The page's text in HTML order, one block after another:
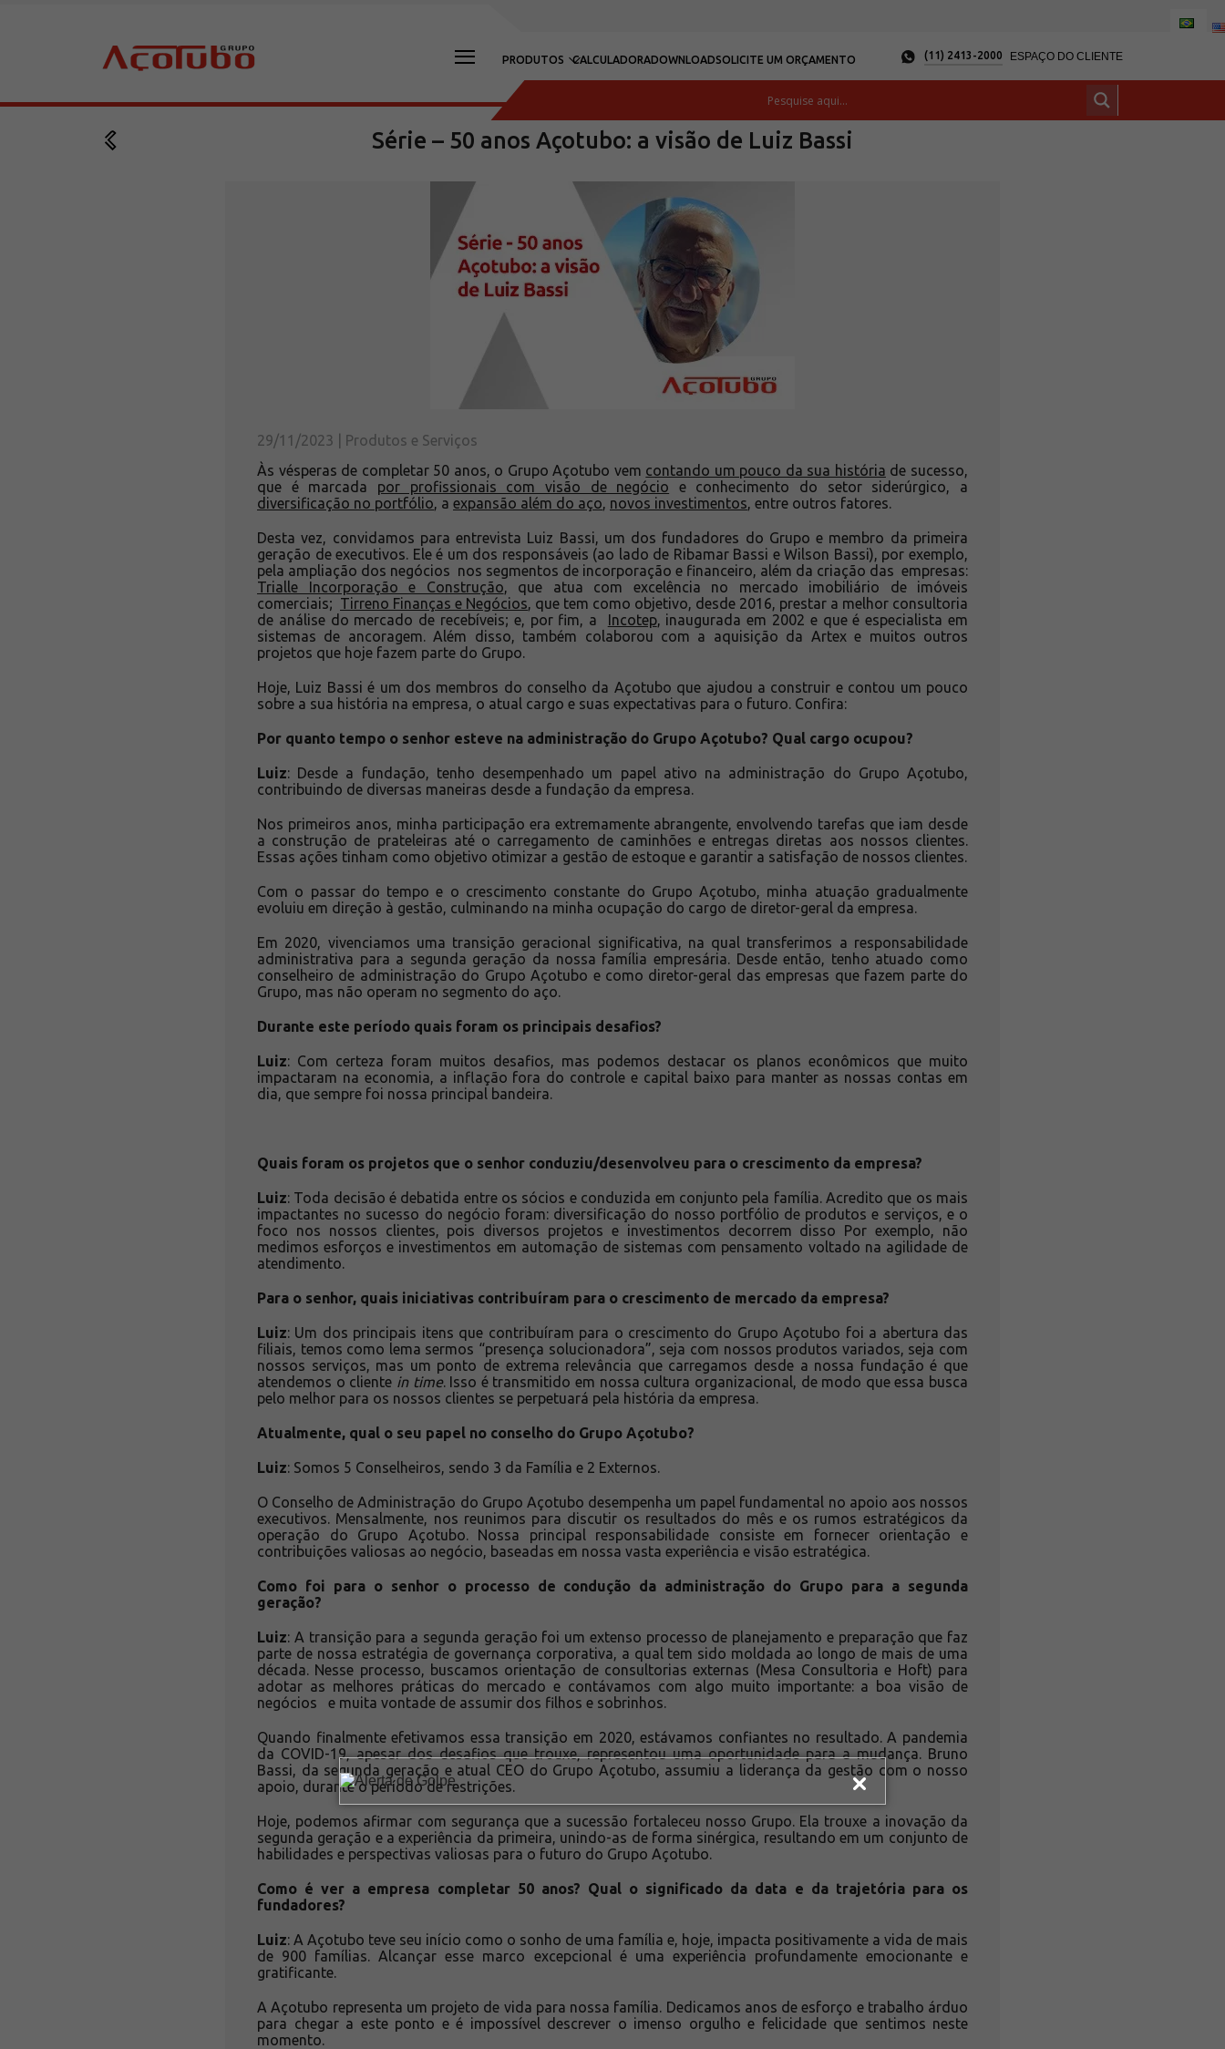
PRODUTOS CALCULADORADOWNLOADSOLICITE UM ORÇAMENTO (11) 2413-2000 ESPAÇO DO CLIENTE
Sobre a Açotubo
Série – 50 anos Açotubo: a visão de Luiz Bassi
29/11/2023 | Produtos e Serviços
Às vésperas de completar 50 anos, o Grupo Açotubo vem contando um pouco da sua história de sucesso,
que é marcada por profissionais com visão de negócio e conhecimento do setor siderúrgico, a
diversificação no portfólio, a expansão além do aço, novos investimentos, entre outros fatores.
Desta vez, convidamos para entrevista Luiz Bassi, um dos fundadores do Grupo e membro da primeira
geração de executivos. Ele é um dos responsáveis (ao lado de Ribamar Bassi e Wilson Bassi), por exemplo,
pela ampliação dos negócios nos segmentos de incorporação e financeiro, além da criação das empresas:
Trialle Incorporação e Construção, que atua com excelência no mercado imobiliário de imóveis
comerciais; Tirreno Finanças e Negócios, que tem como objetivo, desde 2016, prestar a melhor consultoria
de análise do mercado de recebíveis; e, por fim, a Incotep, inaugurada em 2002 e que é especialista em
sistemas de ancoragem. Além disso, também colaborou com a aquisição da Artex e muitos outros
projetos que hoje fazem parte do Grupo.
Hoje, Luiz Bassi é um dos membros do conselho da Açotubo que ajudou a construir e contou um pouco
sobre a sua história na empresa, o atual cargo e suas expectativas para o futuro. Confira:
Por quanto tempo o senhor esteve na administração do Grupo Açotubo? Qual cargo ocupou?
Luiz: Desde a fundação, tenho desempenhado um papel ativo na administração do Grupo Açotubo,
contribuindo de diversas maneiras desde a fundação da empresa.
Nos primeiros anos, minha participação era extremamente abrangente, envolvendo tarefas que iam desde
a construção de prateleiras até o carregamento de caminhões e entregas diretas aos nossos clientes.
Essas ações tinham como objetivo otimizar a gestão de estoque e garantir a satisfação de nossos clientes.
Com o passar do tempo e o crescimento constante do Grupo Açotubo, minha atuação gradualmente
evoluiu em direção à gestão, culminando na minha ocupação do cargo de diretor-geral da empresa.
Em 2020, vivenciamos uma transição geracional significativa, na qual transferimos a responsabilidade
administrativa para a segunda geração da nossa família empresária. Desde então, tenho atuado como
conselheiro de administração do Grupo Açotubo e como diretor-geral das empresas que fazem parte do
Grupo, mas não operam no segmento do aço.
Durante este período quais foram os principais desafios?
Luiz: Com certeza foram muitos desafios, mas podemos destacar os planos econômicos que muito
impactaram na economia, a inflação fora do controle e capital baixo para manter as nossas contas em
dia, que sempre foi nossa principal bandeira.
Quais foram os projetos que o senhor conduziu/desenvolveu para o crescimento da empresa?
Luiz: Toda decisão é debatida entre os sócios e conduzida em conjunto pela família. Acredito que os mais
impactantes no sucesso do negócio foram: diversificação do nosso portfólio de produtos e serviços, e o
foco nos nossos clientes, pois diversos projetos e investimentos decorrem disso Por exemplo, não
medimos esforços e investimentos em automação de sistemas com pensamento voltado na agilidade de
atendimento.
Para o senhor, quais iniciativas contribuíram para o crescimento de mercado da empresa?
Luiz: Um dos principais itens que contribuíram para o crescimento do Grupo Açotubo foi a abertura das
filiais, temos como lema sermos “presença solucionadora”, seja com nossos produtos variados, seja com
nossos serviços, mas um ponto de extrema relevância que carregamos desde a nossa fundação é que
atendemos o cliente in time. Isso é transmitido em nossa cultura organizacional, de modo que essa busca
pelo melhor para os nossos clientes se perpetuará pela história da empresa.
Atualmente, qual o seu papel no conselho do Grupo Açotubo?
Luiz: Somos 5 Conselheiros, sendo 3 da Família e 2 Externos.
O Conselho de Administração do Grupo Açotubo desempenha um papel fundamental no apoio aos nossos
executivos. Mensalmente, nos reunimos para discutir os resultados do mês e os rumos estratégicos da
operação do Grupo Açotubo. Nossa principal responsabilidade consiste em fornecer orientação e
contribuições valiosas ao negócio, baseadas em nossa vasta experiência e visão estratégica.
Como foi para o senhor o processo de condução da administração do Grupo para a segunda
geração?
Luiz: A transição para a segunda geração foi um extenso processo de planejamento e preparação que faz
parte de nossa estratégia de governança corporativa, a qual tem sido moldada ao longo de mais de uma
década. Nesse processo, buscamos orientação de consultorias externas (Mesa Consultoria e Hoft) para
adotar as melhores práticas do mercado e contávamos com algo muito importante: a boa visão de
negócios e muita vontade de assumir dos filhos e sobrinhos.
Quando finalmente efetivamos essa transição em 2020, estávamos confiantes no resultado. A pandemia
da COVID-19, apesar dos desafios que trouxe, representou uma oportunidade para a mudança. Bruno
Bassi, da segunda geração e atual CEO do Grupo Açotubo, assumiu a liderança da gestão com o nosso
apoio, durante o período de restrições.
Hoje, podemos afirmar com segurança que a sucessão fortaleceu nosso Grupo. Ela trouxe a inovação da
segunda geração e a experiência da primeira, unindo-as de forma sinérgica, resultando em um conjunto de
habilidades e perspectivas valiosas para o futuro do Grupo Açotubo.
Como é ver a empresa completar 50 anos? Qual o significado da data e da trajetória para os
fundadores?
Luiz: A Açotubo teve seu início como o sonho de uma família e, hoje, impacta positivamente a vida de mais
de 900 famílias. Alcançar esse marco excepcional é uma experiência profundamente emocionante e
gratificante.
A Açotubo representa um projeto de vida para nossa família. Dedicamos anos de esforço e trabalho árduo
para chegar a este ponto e é impossível descrever o imenso orgulho e felicidade que sentimos neste
momento.